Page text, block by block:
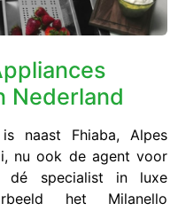
Nederland
is naast Fhiaba, Alpes
nu ook de agent voor
dé specialist in luxe
het Milanello